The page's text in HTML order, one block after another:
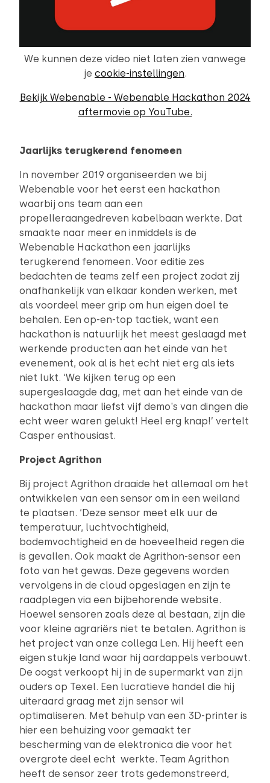
We kunnen deze video niet laten zien vanwege
je cookie-instellingen.
Bekijk Webenable - Webenable Hackathon 2024
aftermovie op YouTube.
Jaarlijks terugkerend fenomeen
In november 2019 organiseerden we bij
Webenable voor het eerst een hackathon
waarbij ons team aan een
propelleraangedreven kabelbaan werkte. Dat
smaakte naar meer en inmiddels is de
Webenable Hackathon een jaarlijks
terugkerend fenomeen. Voor editie zes
bedachten de teams zelf een project zodat zij
onafhankelijk van elkaar konden werken, met
als voordeel meer grip om hun eigen doel te
behalen. Een op-en-top tactiek, want een
hackathon is natuurlijk het meest geslaagd met
werkende producten aan het einde van het
evenement, ook al is het echt niet erg als iets
niet lukt. ‘We kijken terug op een
supergeslaagde dag, met aan het einde van de
hackathon maar liefst vijf demo's van dingen die
echt weer waren gelukt! Heel erg knap!’ vertelt
Casper enthousiast.
Project Agrithon
Bij project Agrithon draaide het allemaal om het
ontwikkelen van een sensor om in een weiland
te plaatsen. ‘Deze sensor meet elk uur de
temperatuur, luchtvochtigheid,
bodemvochtigheid en de hoeveelheid regen die
is gevallen. Ook maakt de Agrithon-sensor een
foto van het gewas. Deze gegevens worden
vervolgens in de cloud opgeslagen en zijn te
raadplegen via een bijbehorende website.
Hoewel sensoren zoals deze al bestaan, zijn die
voor kleine agrariërs niet te betalen. Agrithon is
het project van onze collega Len. Hij heeft een
eigen stukje land waar hij aardappels verbouwt.
De oogst verkoopt hij in de supermarkt van zijn
ouders op Texel. Een lucratieve handel die hij
uiteraard graag met zijn sensor wil
optimaliseren. Met behulp van een 3D-printer is
hier een behuizing voor gemaakt ter
bescherming van de elektronica die voor het
overgrote deel echt werkte. Team Agrithon
heeft de sensor zeer trots gedemonstreerd,